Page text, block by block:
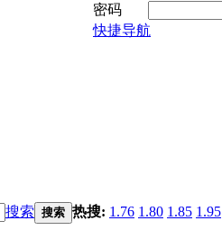
密码
快捷导航
搜索 搜索 热搜: 1.76 1.80 1.85 1.95